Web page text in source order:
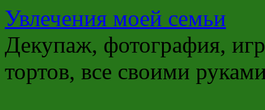
Увлечения моей семьи
Декупаж, фотография,
тортов, все своими